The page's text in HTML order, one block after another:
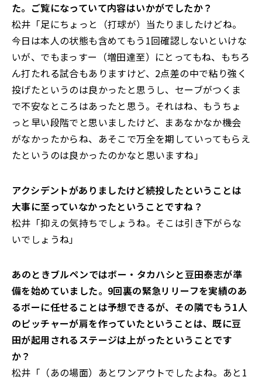
た。ご覧になっていて内容はいかがでしたか？
松井「足にちょっと（打球が）当たりましたけどね。
今日は本人の状態も含めてもう1回確認しないといけな
いが、でもまっすー（増田達至）にとってもね、もちろ
ん打たれる試合もありますけど、2点差の中で粘り強く
投げたというのは良かったと思うし、セーブがつくま
で不安なところはあったと思う。それはね、もうちょ
っと早い段階でと思いましたけど、まあなかなか機会
がなかったからね、あそこで万全を期していってもらえ
たというのは良かったのかなと思いますね」
――アクシデントがありましたけど続投したということは
大事に至っていなかったということですね？
松井「抑えの気持ちでしょうね。そこは引き下がらな
いでしょうね」
――あのときブルペンではボー・タカハシと豆田泰志が準
備を始めていました。9回裏の緊急リリーフを実績のあ
るボーに任せることは予想できるが、その隣でもう1人
のピッチャーが肩を作っていたということは、既に豆
田が起用されるステージは上がったということです
か？
松井「（あの場面）あとワンアウトでしたよね。あと1